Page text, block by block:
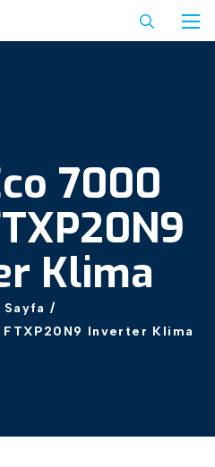
7000
Klima
Sayfa /
FTXP20N9 Inverter Klima